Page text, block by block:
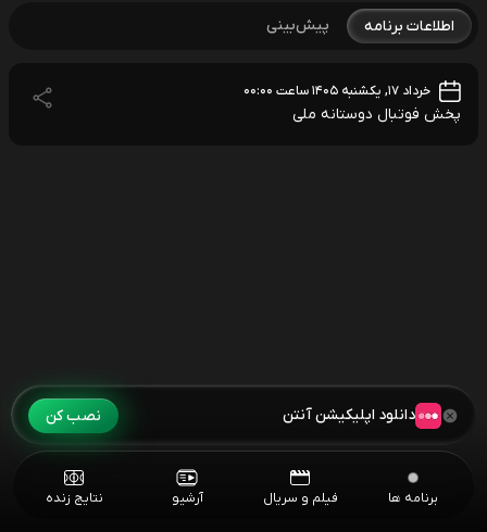
اطلاعات برنامه پیش‌بینی
خرداد ۱۷, یکشنبه ۱۴۰۵ ساعت ۰۰:۰۰
پخش فوتبال دوستانه ملی
برنامه ها فیلم و سریال آرشیو نتایج زنده
دانلود اپلیکیشن آنتن نصب کن